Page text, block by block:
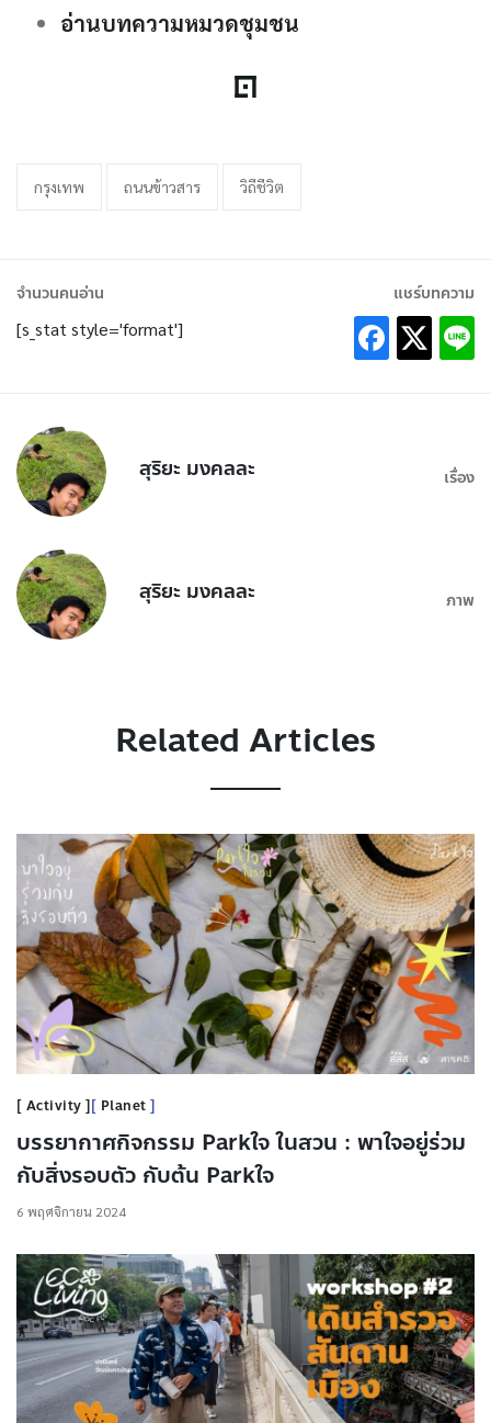
อ่านบทความหมวดชุมชน
กรุงเทพ ถนนข้าวสาร วิถีชีวิต
จำนวนคนอ่าน
[s_stat style='format']
แชร์บทความ
สุริยะ มงคลละ เรื่อง
สุริยะ มงคลละ ภาพ
Related Articles
Activity Planet
บรรยากาศกิจกรรม Parkใจ ในสวน : พาใจอยู่ร่วม
กับสิ่งรอบตัว กับต้น Parkใจ
6 พฤศจิกายน 2024